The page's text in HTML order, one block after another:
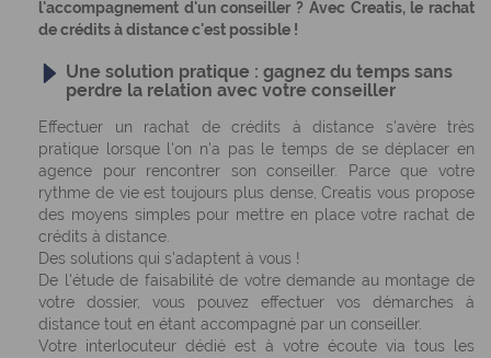
l'accompagnement d'un conseiller ? Avec Creatis, le rachat
de crédits à distance c'est possible !
Une solution pratique : gagnez du temps sans
perdre la relation avec votre conseiller
Effectuer un rachat de crédits à distance s'avère très
pratique lorsque l'on n'a pas le temps de se déplacer en
agence pour rencontrer son conseiller. Parce que votre
rythme de vie est toujours plus dense, Creatis vous propose
des moyens simples pour mettre en place votre rachat de
crédits à distance.
Des solutions qui s'adaptent à vous !
De l'étude de faisabilité de votre demande au montage de
votre dossier, vous pouvez effectuer vos démarches à
distance tout en étant accompagné par un conseiller.
Votre interlocuteur dédié est à votre écoute via tous les